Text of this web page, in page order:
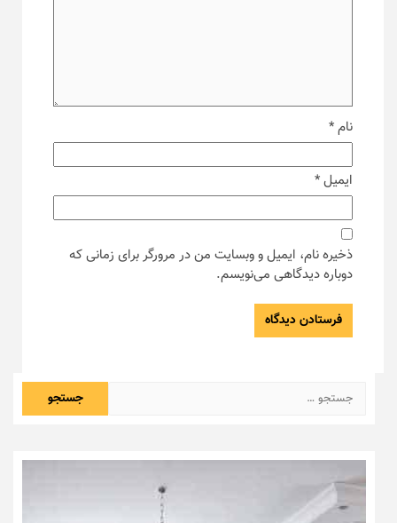
نام*
ایمیل*
ذخیره نام، ایمیل و وبسایت من در مرورگر برای زمانی که
دوباره دیدگاهی می‌نویسم.
جستجو
برای: